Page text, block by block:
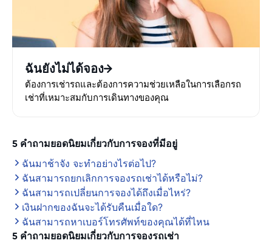
ฉันยังไม่ได้จอง
ต้องการเช่ารถและต้องการความช่วยเหลือในการเลือกรถ
เช่าที่เหมาะสมกับการเดินทางของคุณ
5 คำถามยอดนิยมเกี่ยวกับการจองที่มีอยู่
ฉันมาช้าจัง จะทำอย่างไรต่อไป?
ฉันสามารถยกเลิกการจองรถเช่าได้หรือไม่?
ฉันสามารถเปลี่ยนการจองได้ถึงเมื่อไหร่?
เงินฝากของฉันจะได้รับคืนเมื่อใด?
ฉันสามารถหาเบอร์โทรศัพท์ของคุณได้ที่ไหน
5 คำถามยอดนิยมเกี่ยวกับการจองรถเช่า